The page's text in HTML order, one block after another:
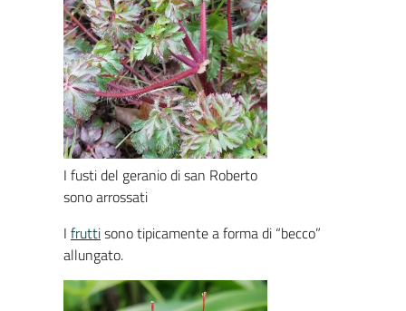
I fusti del geranio di san Roberto
sono arrossati
I fruttisono tipicamente a forma di “becco”
allungato.